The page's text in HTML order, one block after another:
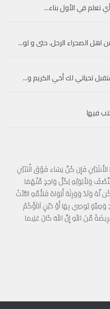
تعلم في الأول بناء...
اهل الصحراء الرحل، حتى و لو...
تحياتي لك أخي الكريم و...
فيها
فَإِن كُنَّ نِسَاء فَوْقَ اثْنَتَيْنِ
وَلأَبَوَيْهِ لِكُلِّ وَاحِدٍ مِّنْهُمَا
وَلَدٌ وَوَرِثَهُ أَبَوَاهُ فَلأُمِّهِ الثُّلُثُ
يُوصِي بِهَا أَوْ دَيْنٍ آبَآؤُكُمْ
مِّنَ اللّهِ إِنَّ اللّهَ كَانَ عَلِيما